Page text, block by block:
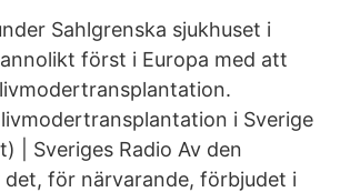
Sahlgrenska sjukhuset i
först i Europa med att
i Sverige
| Sveriges Radio Av den
det, för närvarande, förbjudet i